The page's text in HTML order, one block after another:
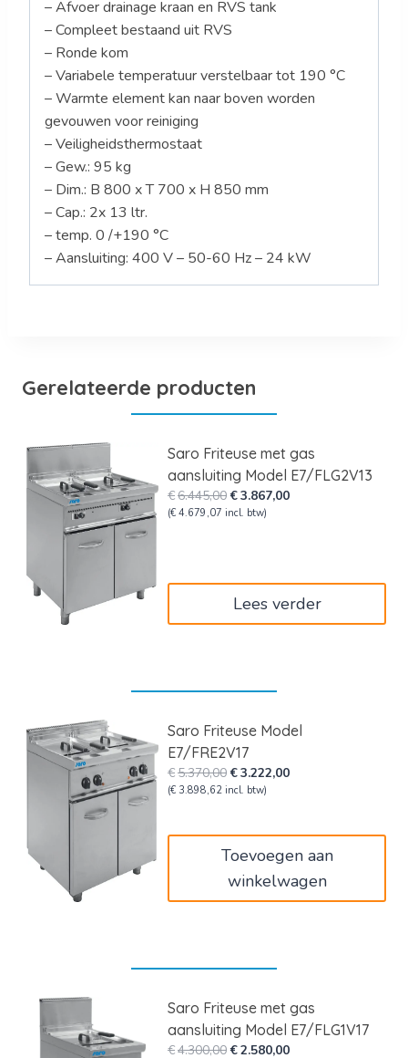
– Afvoer drainage kraan en RVS tank
– Compleet bestaand uit RVS
– Ronde kom
– Variabele temperatuur verstelbaar tot 190 °C
– Warmte element kan naar boven worden
gevouwen voor reiniging
– Veiligheidsthermostaat
– Gew.: 95 kg
– Dim.: B 800 x T 700 x H 850 mm
– Cap.: 2x 13 ltr.
– temp. 0 /+190 °C
– Aansluiting: 400 V – 50-60 Hz – 24 kW
Gerelateerde producten
Saro Friteuse met gas
aansluiting Model E7/FLG2V13
€6.445,00Oorspronkelijke
prijs
€3.867,00Huidige
(€ 4.679,07 incl. btw)
Lees verder
Saro Friteuse Model
E7/FRE2V17
€5.370,00Oorspronkelijke
prijs
€3.222,00Huidige
(€ 3.898,62 incl. btw)
Toevoegen aan
winkelwagen
Saro Friteuse met gas
aansluiting Model E7/FLG1V17
€4.300,00Oorspronkelijke
€2.580,00Huidige